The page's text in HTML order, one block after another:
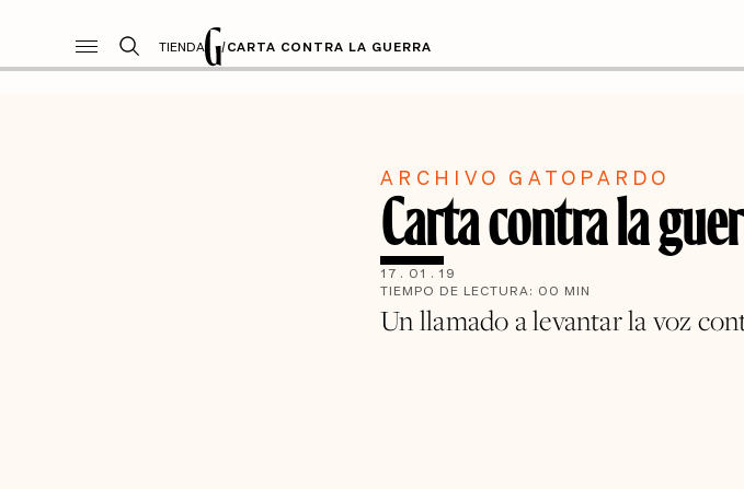
TIENDA /CARTA CONTRA LA GUERRA
ARCHIVO GATOPARDO
Carta contra la
17 . 01 . 19
TIEMPO DE LECTURA: 00 MIN
Un llamado a levantar la voz